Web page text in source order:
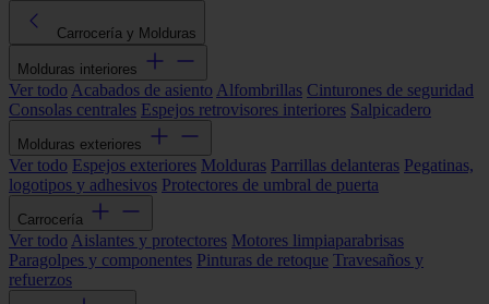
Carrocería y Molduras
Molduras interiores
Ver todo Acabados de asiento Alfombrillas Cinturones de seguridad
Consolas centrales Espejos retrovisores interiores Salpicadero
Molduras exteriores
Ver todo Espejos exteriores Molduras Parrillas delanteras Pegatinas,
logotipos y adhesivos Protectores de umbral de puerta
Carrocería
Ver todo Aislantes y protectores Motores limpiaparabrisas
Paragolpes y componentes Pinturas de retoque Travesaños y
refuerzos